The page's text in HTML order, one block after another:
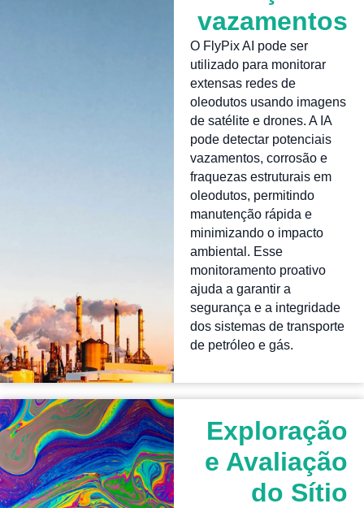
vazamentos
O FlyPix AI pode ser
utilizado para monitorar
extensas redes de
oleodutos usando imagens
de satélite e drones. A IA
pode detectar potenciais
vazamentos, corrosão e
fraquezas estruturais em
oleodutos, permitindo
manutenção rápida e
minimizando o impacto
ambiental. Esse
monitoramento proativo
ajuda a garantir a
segurança e a integridade
dos sistemas de transporte
de petróleo e gás.
Exploração
e Avaliação
do Sítio